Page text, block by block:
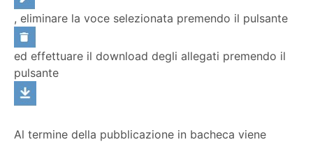
, eliminare la voce selezionata premendo il pulsante
ed effettuare il download degli allegati premendo il
pulsante
Al termine della pubblicazione in bacheca viene